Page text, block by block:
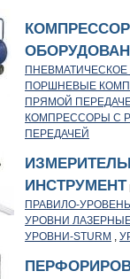
ПОРШНЕВЫЕ
ПРЯМОЙ
КОМПРЕССОРЫ С
ПЕРЕДАЧЕЙ
ИНСТРУМЕНТ
ПРАВИЛО-УРОВЕНЬ
УРОВНИ
УРОВНИ-STURM ,